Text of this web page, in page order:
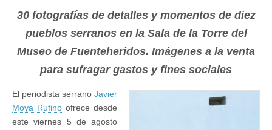
Moya
Rufino
expone
Fuenteheridos
Sierra
detalle”
30 fotografías de detalles y momentos de diez
pueblos serranos en la Sala de la Torre del
Museo de Fuenteheridos. Imágenes a la venta
para sufragar gastos y fines sociales
El periodista serrano Javier
Moya Rufino ofrece desde
este viernes 5 de agosto